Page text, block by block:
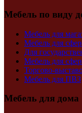
Мебель по виду
Мебель для
Мебель для
Для
Мебель для
Торгово-
Мебель для ПВЗ
Мебель для дома